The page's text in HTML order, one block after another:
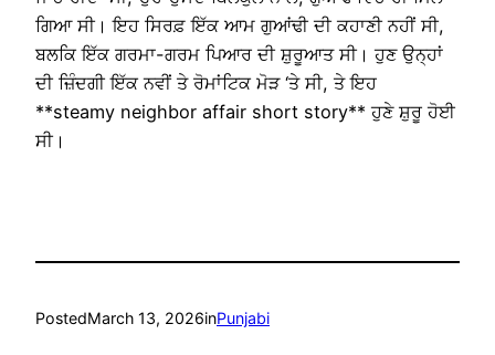
ਗਿਆ ਸੀ। ਇਹ ਸਿਰਫ਼ ਇੱਕ ਆਮ ਗੁਆਂਢੀ ਦੀ ਕਹਾਣੀ ਨਹੀਂ ਸੀ,
ਬਲਕਿ ਇੱਕ ਗਰਮਾ-ਗਰਮ ਪਿਆਰ ਦੀ ਸ਼ੁਰੂਆਤ ਸੀ। ਹੁਣ ਉਨ੍ਹਾਂ
ਦੀ ਜ਼ਿੰਦਗੀ ਇੱਕ ਨਵੀਂ ਤੇ ਰੋਮਾਂਟਿਕ ਮੋੜ ‘ਤੇ ਸੀ, ਤੇ ਇਹ
**steamy neighbor affair short story** ਹੁਣੇ ਸ਼ੁਰੂ ਹੋਈ
ਸੀ।
PostedMarch 13, 2026inPunjabi